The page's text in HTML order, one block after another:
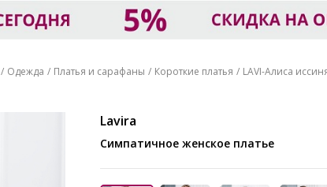
Одежда Платья и сарафаны Короткие платья LAVI-Алиса
Lavira
Симпатичное женское платье